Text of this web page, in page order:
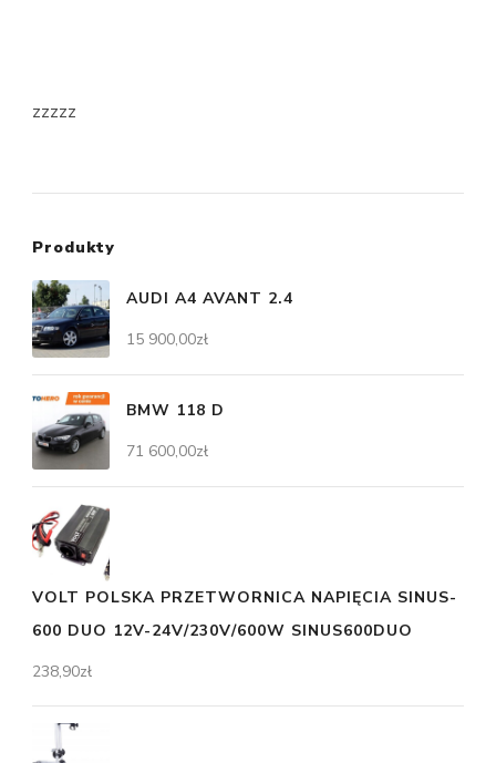
zzzzz
Produkty
AUDI A4 AVANT 2.4
15 900,00zł
BMW 118 D
71 600,00zł
VOLT POLSKA PRZETWORNICA NAPIĘCIA SINUS-
600 DUO 12V-24V/230V/600W SINUS600DUO
238,90zł